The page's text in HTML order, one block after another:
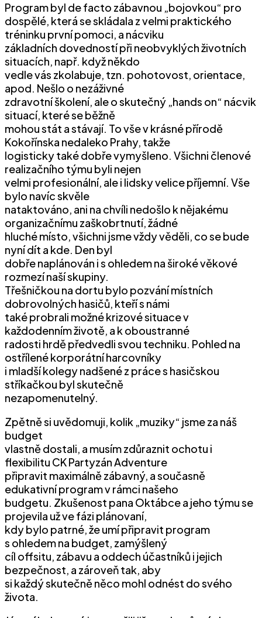
Program byl de facto zábavnou „bojovkou“ pro
dospělé, která se skládala z velmi praktického
tréninku první pomoci, a nácviku
základních dovedností při neobvyklých životních
situacích, např. když někdo
vedle vás zkolabuje, tzn. pohotovost, orientace,
apod. Nešlo o nezáživné
zdravotní školení, ale o skutečný „hands on“ nácvik
situací, které se běžně
mohou stát a stávají. To vše v krásné přírodě
Kokořínska nedaleko Prahy, takže
logisticky také dobře vymyšleno. Všichni členové
realizačního týmu byli nejen
velmi profesionální, ale i lidsky velice příjemní. Vše
bylo navíc skvěle
nataktováno, ani na chvíli nedošlo k nějakému
organizačnímu zaškobrtnutí, žádné
hluché místo, všichni jsme vždy věděli, co se bude
nyní dít a kde. Den byl
dobře naplánován i s ohledem na široké věkové
rozmezí naší skupiny.
Třešničkou na dortu bylo pozvání místních
dobrovolných hasičů, kteří s námi
také probrali možné krizové situace v
každodenním životě, a k oboustranné
radosti hrdě předvedli svou techniku. Pohled na
ostřílené korporátní harcovníky
i mladší kolegy nadšené z práce s hasičskou
stříkačkou byl skutečně
nezapomenutelný.
Zpětně si uvědomuji, kolik „muziky“ jsme za náš
budget
vlastně dostali, a musím zdůraznit ochotu i
flexibilitu CK Partyzán Adventure
připravit maximálně zábavný, a současně
edukativní program v rámci našeho
budgetu. Zkušenost pana Oktábce a jeho týmu se
projevila už ve fázi plánovaní,
kdy bylo patrné, že umí připravit program
s ohledem na budget, zamýšlený
cíl offsitu, zábavu a oddech účastníků i jejich
bezpečnost, a zároveň tak, aby
si každý skutečně něco mohl odnést do svého
života.